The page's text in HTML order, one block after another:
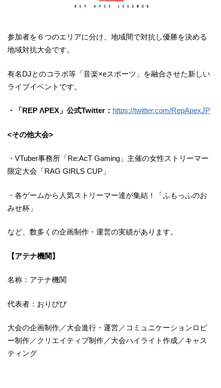
参加者を６つのエリアに分け、地域間で対抗し優勝を決める
地域対抗大会です。
有名DJとのコラボ等「音楽×eスポーツ」を融合させた新しい
ライブイベントです。
・「REP ΛPEX」公式Twitter： https://twitter.com/RepApexJP
<その他大会>
・VTuber事務所「Re:AcT Gaming」主催の女性ストリーマー
限定大会「RAG GIRLS CUP」
・各ゲームから人気ストリーマー達が集結！「ふもっふのお
みせ杯」
など、数多くの企画制作・運営の実績があります。
【アテナ機関】
名称：アテナ機関
代表者：おりぴぴ
大会の企画制作／大会進行・運営／コミュニケーションロビ
ー制作／クリエイティブ制作／大会ハイライト作成／キャス
ティング